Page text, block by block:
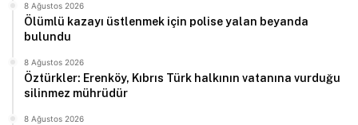
8 Ağustos 2026
Ölümlü kazayı üstlenmek için polise yalan beyanda
bulundu
8 Ağustos 2026
Öztürkler: Erenköy, Kıbrıs Türk halkının vatanına vurduğu
silinmez mührüdür
8 Ağustos 2026